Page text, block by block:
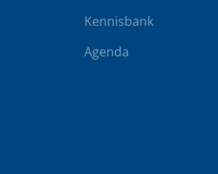
Kennisbank
Agenda